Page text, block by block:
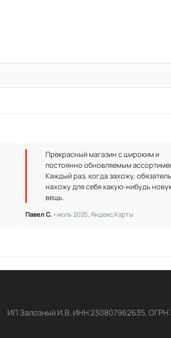
Прекрасный магазин с широким и
постоянно обновляемым
Каждый раз, когда захожу,
нахожу для себя какую-нибудь
вещь.
Павел С. · июль 2025, Яндекс.Карты
ИП Залозный И.В. ИНН 230807962635, ОГРН